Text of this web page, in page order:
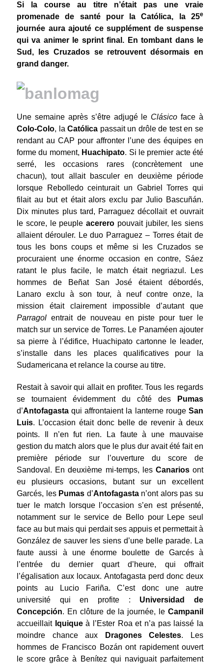
Si la course au titre n’était pas une vraie
promenade de santé pour la Católica, la 25e
journée aura ajouté ce supplément de suspense
qui va animer le sprint final. En tombant dans le
Sud, les Cruzados se retrouvent désormais en
grand danger.
Une semaine après s’être adjugé le Clásico face à
Colo-Colo, laCatólica passait un drôle de test en se
rendant au CAP pour affronter l’une des équipes en
forme du moment, Huachipato. Si le premier acte été
serré, les occasions rares (concrètement une
chacun), tout allait basculer en deuxième période
lorsque Rebolledo ceinturait un Gabriel Torres qui
filait au but et était alors exclu par Julio Bascuñán.
Dix minutes plus tard, Parraguez décollait et ouvrait
le score, le peuple acerero pouvait jubiler, les siens
allaient dérouler. Le duo Parraguez – Torres était de
tous les bons coups et même si les Cruzados se
procuraient une énorme occasion en contre, Sáez
ratant le plus facile, le match était negriazul. Les
hommes de Beñat San José étaient débordés,
Lanaro exclu à son tour, à neuf contre onze, la
mission était clairement impossible d’autant que
Parragol entrait de nouveau en piste pour tuer le
match sur un service de Torres. Le Panaméen ajouter
sa pierre à l’édifice, Huachipato cartonne le leader,
s’installe dans les places qualificatives pour la
Sudamericana et relance la course au titre.
Restait à savoir qui allait en profiter. Tous les regards
se tournaient évidemment du côté des
Pumas
d’Antofagasta qui affrontaient la lanterne rouge San
Luis. L’occasion était donc belle de revenir à deux
points. Il n’en fut rien. La faute à une mauvaise
gestion du match alors que le plus dur avait été fait en
première période sur l’ouverture du score de
Sandoval. En deuxième mi-temps, les Canariosont
eu plusieurs occasions, butant sur un excellent
Garcés, les Pumas d’Antofagastan’ont alors pas su
tuer le match lorsque l’occasion s’en est présenté,
notamment sur le service de Bello pour Lepe seul
face au but mais qui perdait ses appuis et permettait à
González de sauver les siens d’une belle parade. La
faute aussi à une énorme boulette de Garcés à
l’entrée du dernier quart d’heure, qui offrait
l’égalisation aux locaux. Antofagasta perd donc deux
points au Lucio Fariña. C’est donc une autre
université qui en profite : Universidad de
Concepción. En clôture de la journée, le Campanil
accueillait Iquiqueà l’Ester Roa et n’a pas laissé la
moindre chance aux
Dragones Celestes. Les
hommes de Francisco Bozán ont rapidement ouvert
le score grâce à Benítez qui naviguait parfaitement